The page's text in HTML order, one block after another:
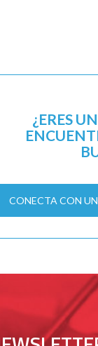
¿ERES
CONECTA CON